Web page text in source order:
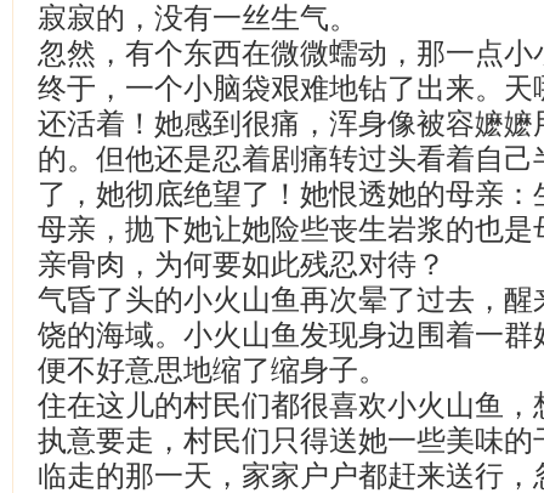
寂寂的，没有一丝生气。
忽然，有个东西在微微蠕动，那一点
终于，一个小脑袋艰难地钻了出来。
还活着！她感到很痛，浑身像被容嬷
的。但他还是忍着剧痛转过头看着自
了，她彻底绝望了！她恨透她的母亲
母亲，抛下她让她险些丧生岩浆的也
亲骨肉，为何要如此残忍对待？
气昏了头的小火山鱼再次晕了过去，
饶的海域。小火山鱼发现身边围着一
便不好意思地缩了缩身子。
住在这儿的村民们都很喜欢小火山鱼
执意要走，村民们只得送她一些美味
临走的那一天，家家户户都赶来送行